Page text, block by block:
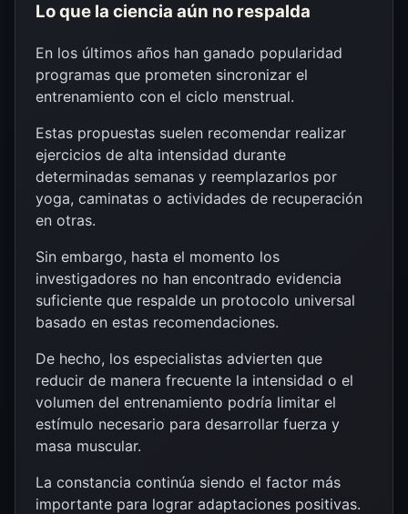
Lo que la ciencia aún no respalda
En los últimos años han ganado popularidad
programas que prometen sincronizar el
entrenamiento con el ciclo menstrual.
Estas propuestas suelen recomendar realizar
ejercicios de alta intensidad durante
determinadas semanas y reemplazarlos por
yoga, caminatas o actividades de recuperación
en otras.
Sin embargo, hasta el momento los
investigadores no han encontrado evidencia
suficiente que respalde un protocolo universal
basado en estas recomendaciones.
De hecho, los especialistas advierten que
reducir de manera frecuente la intensidad o el
volumen del entrenamiento podría limitar el
estímulo necesario para desarrollar fuerza y
masa muscular.
La constancia continúa siendo el factor más
importante para lograr adaptaciones positivas.